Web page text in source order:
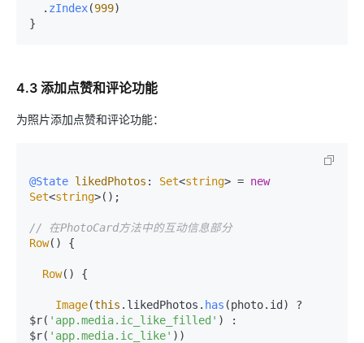
  .
zIndex(999)
4.3 添加点赞和评论功能
为照片添加点赞和评论功能：
@State likedPhotos : Set<string> = new
Set<string>();
// 在PhotoCard方法中的互动信息部分
Row() {
Row() {
Image(this . likedPhotos . has (photo. id) ?
$r( 'app.media.ic_like_filled' ) :
$r( 'app.media.ic_like' ))